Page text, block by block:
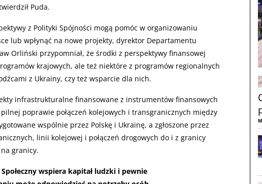
Puda.
z Polityki Spójności mogą pomóc w organizowaniu
lub wpłynąć na nowe projekty, dyrektor Departamentu
Orliński przypomniał, że środki z perspektywy finansowej
krajowych, ale też niektóre z programów regionalnych
z Ukrainy, czy też wsparcie dla nich.
infrastrukturalne finansowane z instrumentów finansowych
pilnej poprawie połączeń kolejowych i transgranicznych między
wspólnie przez Polskę i Ukrainę, a zgłoszone przez
linii kolejowej i połączeń drogowych do i z granicy
granicy.
wspiera kapitał ludzki i pewnie